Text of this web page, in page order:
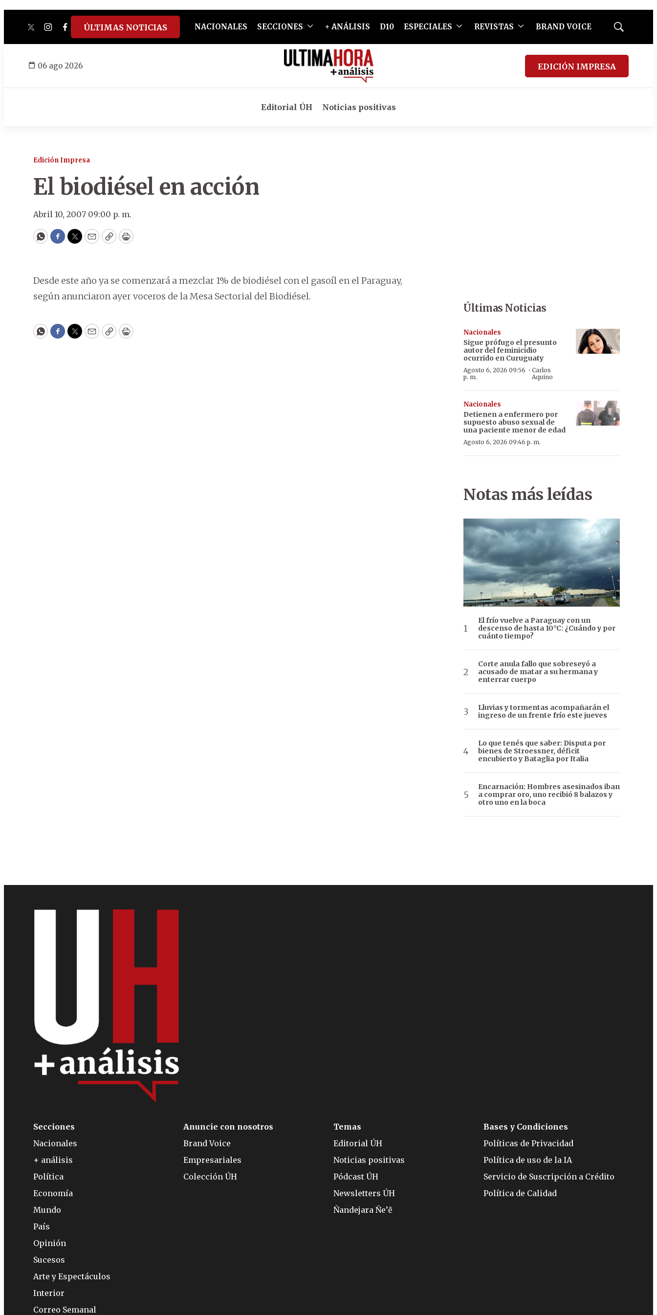
twitterinstagram
facebook
tiktokyoutube
spotify
ÚLTIMAS NOTICIAS NACIONALES SECCIONES + ANÁLISIS D10 ESPECIALES REVISTAS BRAND VOICE
Mostrar
06 ago 2026 EDICIÓN IMPRESA
Editorial ÚH Noticias positivas
Edición Impresa
El biodiésel en acción
Abril 10, 2007 09:00 p. m.
WhatsApp
Facebook
Twitter
EmailCopyPrint
Desde este año ya se comenzará a mezclar 1% de biodiésel con el gasoíl en el Paraguay,
según anunciaron ayer voceros de la Mesa Sectorial del Biodiésel.
WhatsApp
Facebook
Twitter
EmailCopyPrint
Últimas Noticias
Nacionales
Sigue prófugo el presunto
autor del feminicidio
ocurrido en Curuguaty
Agosto 6, 2026 09:56
p. m.
·Carlos
Aquino
Nacionales
Detienen a enfermero por
supuesto abuso sexual de
una paciente menor de edad
Agosto 6, 2026 09:46 p. m.
Notas más leídas
El frío vuelve a Paraguay con un
descenso de hasta 10°C: ¿Cuándo y por
cuánto tiempo?
Corte anula fallo que sobreseyó a
acusado de matar a su hermana y
enterrar cuerpo
Lluvias y tormentas acompañarán el
ingreso de un frente frío este jueves
Lo que tenés que saber: Disputa por
bienes de Stroessner, déficit
encubierto y Bataglia por Italia
Encarnación: Hombres asesinados iban
a comprar oro, uno recibió 8 balazos y
otro uno en la boca
Secciones
Nacionales
+ análisis
Política
Economía
Mundo
País
Opinión
Sucesos
Arte y Espectáculos
Interior
Correo Semanal
Anuncie con nosotros
Brand Voice
Empresariales
Colección ÚH
Temas
Editorial ÚH
Noticias positivas
Pódcast ÚH
Newsletters ÚH
Ñandejara Ñe’ẽ
Bases y Condiciones
Políticas de Privacidad
Política de uso de la IA
Servicio de Suscripción a Crédito
Política de Calidad